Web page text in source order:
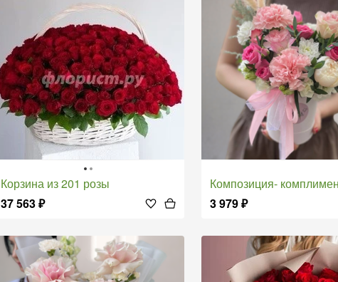
Корзина из 201 розы
37 563₽
Композиция- комплимент в
3 979₽